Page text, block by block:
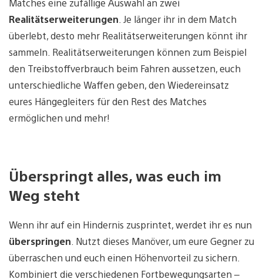
Matches eine zufällige Auswahl an zwei
Realitätserweiterungen. Je länger ihr in dem Match
überlebt, desto mehr Realitätserweiterungen könnt ihr
sammeln. Realitätserweiterungen können zum Beispiel
den Treibstoffverbrauch beim Fahren aussetzen, euch
unterschiedliche Waffen geben, den Wiedereinsatz
eures Hängegleiters für den Rest des Matches
ermöglichen und mehr!
Überspringt alles, was euch im
Weg steht
Wenn ihr auf ein Hindernis zusprintet, werdet ihr es nun
überspringen . Nutzt dieses Manöver, um eure Gegner zu
überraschen und euch einen Höhenvorteil zu sichern.
Kombiniert die verschiedenen Fortbewegungsarten –